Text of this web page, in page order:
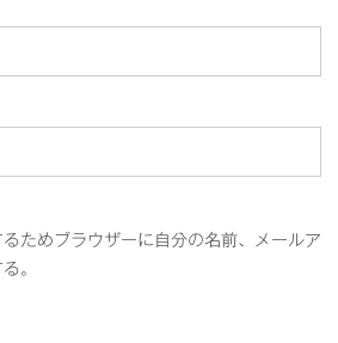
ためブラウザーに自分の名前、メールア
。